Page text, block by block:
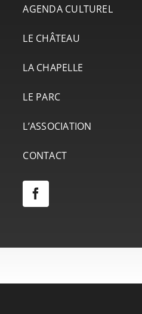
AGENDA CULTUREL
LE CHÂTEAU
LA CHAPELLE
LE PARC
L’ASSOCIATION
CONTACT